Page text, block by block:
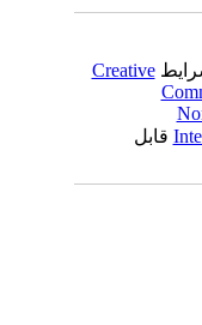
Creative
قابل